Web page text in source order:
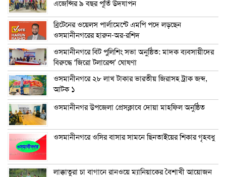
এজেন্সির ৯ বছর পূর্তি উদযাপন
ব্রিটেনের ওয়েলস পার্লামেন্টে এমপি পদে লড়ছেন
ওসমানীনগরের হারুন-অর-রশিদ
ওসমানীনগরে বিট পুলিশিং সভা অনুষ্ঠিত: মাদক ব্যবসায়ীদের
বিরুদ্ধে ‘জিরো টলারেন্স’ ঘোষণা
ওসমানীনগরে ২৮ লাখ টাকার ভারতীয় জিরাসহ ট্রাক জব্দ,
আটক ১
ওসমানীনগর উপজেলা প্রেসক্লাবে দোয়া মাহফিল অনুষ্ঠিত
ওসমানীনগরে ওসির বাসার সামনে ছিনতাইয়ের শিকার গৃহবধু
লাক্কাতুরা চা বাগানে রানওয়ে ম্যানিয়াকের বৈশাখী আয়োজন